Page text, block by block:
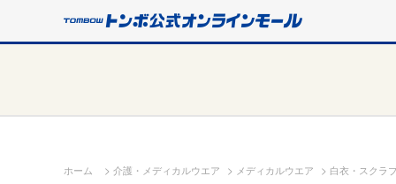
ホーム > 介護・メディカルウエア > メディカルウエア > 白衣・スクラ